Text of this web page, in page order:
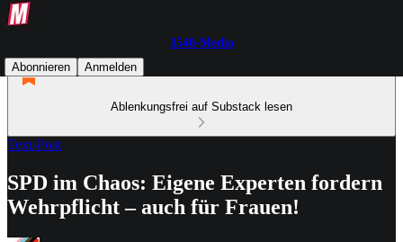
3540-Media
Abonnieren
Anmelden
Ablenkungsfrei auf Substack lesen
Text-Post
SPD im Chaos: Eigene Experten fordern
Wehrpflicht – auch für Frauen!